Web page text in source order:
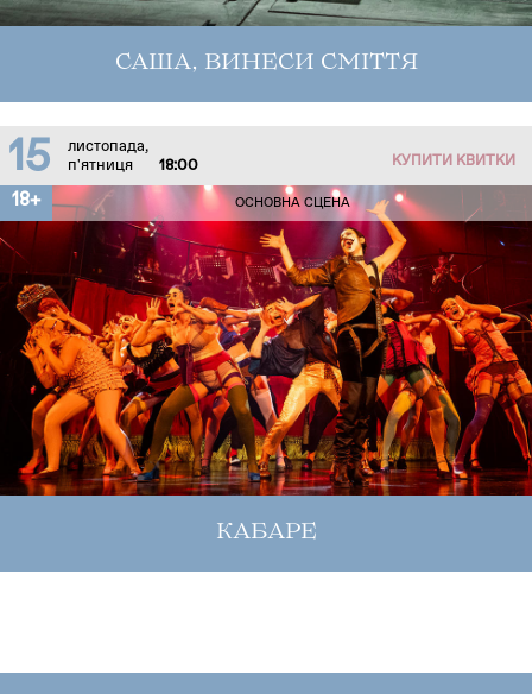
САША, ВИНЕСИ СМІТТЯ
15
листопада,
п'ятниця
18:00 КУПИТИ КВИТКИ
18+ ОСНОВНА СЦЕНА
КАБАРЕ